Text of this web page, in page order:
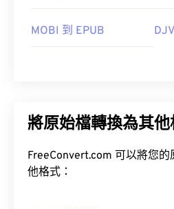
MOBI 到 EPUB
將原始檔轉換為其他
FreeConvert.com 可以將您
他格式：